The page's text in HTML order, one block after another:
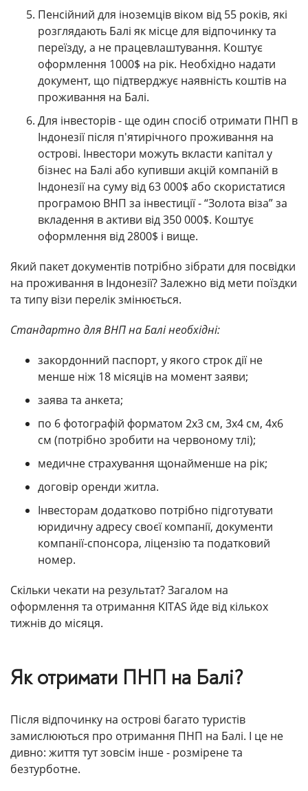
Пенсійний для іноземців віком від 55 років, які
розглядають Балі як місце для відпочинку та
переїзду, а не працевлаштування. Коштує
оформлення 1000$ на рік. Необхідно надати
документ, що підтверджує наявність коштів на
проживання на Балі.
Для інвесторів - ще один спосіб отримати ПНП в
Індонезії після п'ятирічного проживання на
острові. Інвестори можуть вкласти капітал у
бізнес на Балі або купивши акцій компаній в
Індонезії на суму від 63 000$ або скористатися
програмою ВНП за інвестиції - “Золота віза” за
вкладення в активи від 350 000$. Коштує
оформлення від 2800$ і вище.
Який пакет документів потрібно зібрати для посвідки
на проживання в Індонезії? Залежно від мети поїздки
та типу візи перелік змінюється.
Стандартно для ВНП на Балі необхідні:
закордонний паспорт, у якого строк дії не
менше ніж 18 місяців на момент заяви;
заява та анкета;
по 6 фотографій форматом 2х3 см, 3х4 см, 4х6
см (потрібно зробити на червоному тлі);
медичне страхування щонайменше на рік;
договір оренди житла.
Інвесторам додатково потрібно підготувати
юридичну адресу своєї компанії, документи
компанії-спонсора, ліцензію та податковий
номер.
Скільки чекати на результат? Загалом на
оформлення та отримання KITAS йде від кількох
тижнів до місяця.
Як отримати ПНП на Балі?
Після відпочинку на острові багато туристів
замислюються про отримання ПНП на Балі. І це не
дивно: життя тут зовсім інше - розмірене та
безтурботне.